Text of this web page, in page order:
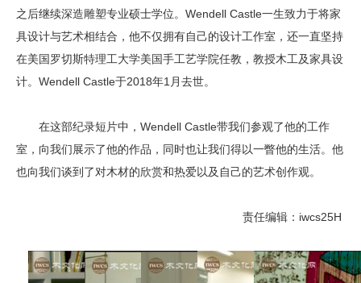
之后继续深造雕塑专业硕士学位。Wendell Castle一生致力于将家
具设计与艺术相结合，他不仅拥有自己的设计工作室，还一直坚持
在美国罗切斯特理工大学美国手工艺学院任教，教授木工及家具设
计。Wendell Castle于2018年1月去世。
在这部纪录短片中，Wendell Castle带我们参观了他的工作
室，向我们展示了他的作品，同时也让我们得以一瞥他的生活。他
也向我们谈到了对木材的欣赏和热爱以及自己的艺术创作观。
责任编辑：iwcs25H